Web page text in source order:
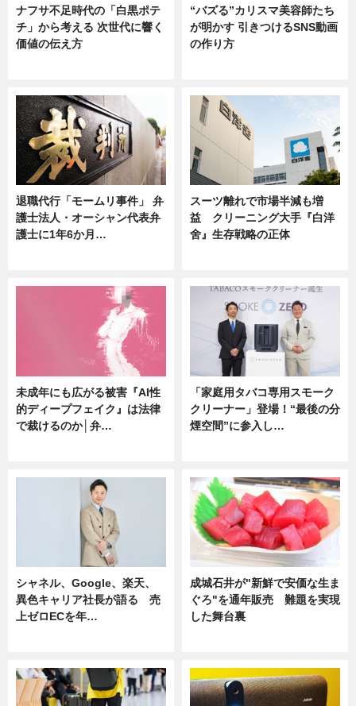
ナフサ不足時代の「白黒ポテ
チ」から考える 次世代に響く
価値の伝え方
“バズる”カリスマ美容師たち
が明かす 引きつけるSNS動画
の作り方
退職代行「モームリ事件」 弁
護士法人・オーシャン代表弁
護士に1年6か月…
スーツ離れで市場半減も増
益 クリーニング大手『白洋
舍』生存戦略の正体
未成年にも広がる被害『AI性
的ディープフェイク』は法律
で裁けるのか│弁…
「家庭用タバコ専用スモーク
クリーナー」登場！“最後の分
煙空間”に参入し…
シャネル、Google、楽天、
異色キャリア社長が語る 売
上ゼロECを年…
成城石井が"新鮮で安価な生ま
ぐろ"を通年販売 難題を実現
した舞台裏